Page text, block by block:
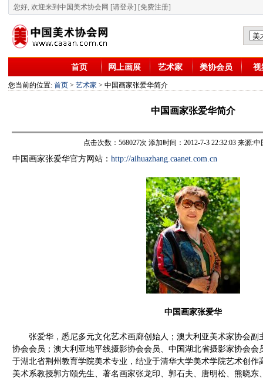
您好, 欢迎来到中国美术协会网 [请登录] [免费注册]
首页 网上画展 艺术家 美协会员 视
您当前的位置: 首页 > 艺术家 > 中国画家张爱华简介
中国画家张爱华简介
点击次数：568027次 添加时间：2012-7-3 22:32:03 来源:
中国画家张爱华官方网站： http://aihuazhang.caanet.com.cn
中国画家张爱华
张爱华，悉尼多元文化艺术画廊创始人；澳大利亚美术家协会副
协会会员；澳大利亚地平线摄影协会会员、中国湖北省摄影家协会会
于湖北省荆州教育学院美术专业，结业于清华大学美术学院艺术创作
美术系教授郭方颐先生、著名画家张龙印、郭石夫、唐明松、熊晓东